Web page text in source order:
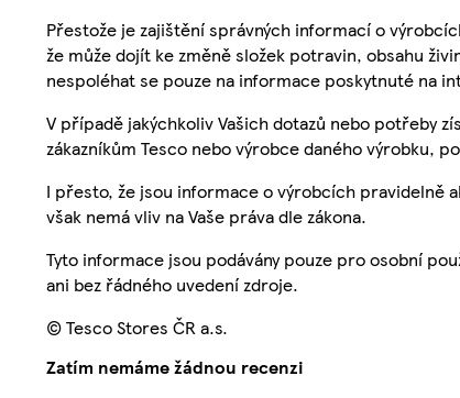
Přestože je zajištění správných informací o
že může dojít ke změně složek potravin, obsahu
nespoléhat se pouze na informace poskytnuté na
V případě jakýchkoliv Vašich dotazů nebo potřeby
zákazníkům Tesco nebo výrobce daného výrobku,
I přesto, že jsou informace o výrobcích pravidelně
však nemá vliv na Vaše práva dle zákona.
Tyto informace jsou podávány pouze pro osobní
ani bez řádného uvedení zdroje.
© Tesco Stores ČR a.s.
Zatím nemáme žádnou recenzi